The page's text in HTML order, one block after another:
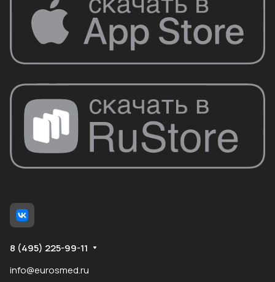
8 (495) 225-99-11
info@eurosmed.ru